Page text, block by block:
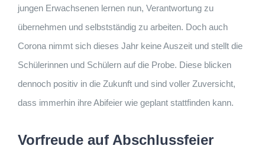
jungen Erwachsenen lernen nun, Verantwortung zu
übernehmen und selbstständig zu arbeiten. Doch auch
Corona nimmt sich dieses Jahr keine Auszeit und stellt die
Schülerinnen und Schülern auf die Probe. Diese blicken
dennoch positiv in die Zukunft und sind voller Zuversicht,
dass immerhin ihre Abifeier wie geplant stattfinden kann.
Vorfreude auf Abschlussfeier